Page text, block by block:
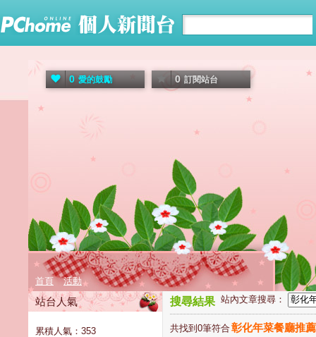
0 愛的鼓勵 0 訂閱站台
首頁 活動
搜尋結果 站內文章搜尋：
共找到0筆符合彰化年菜餐廳推薦
站台人氣
累積人氣： 353